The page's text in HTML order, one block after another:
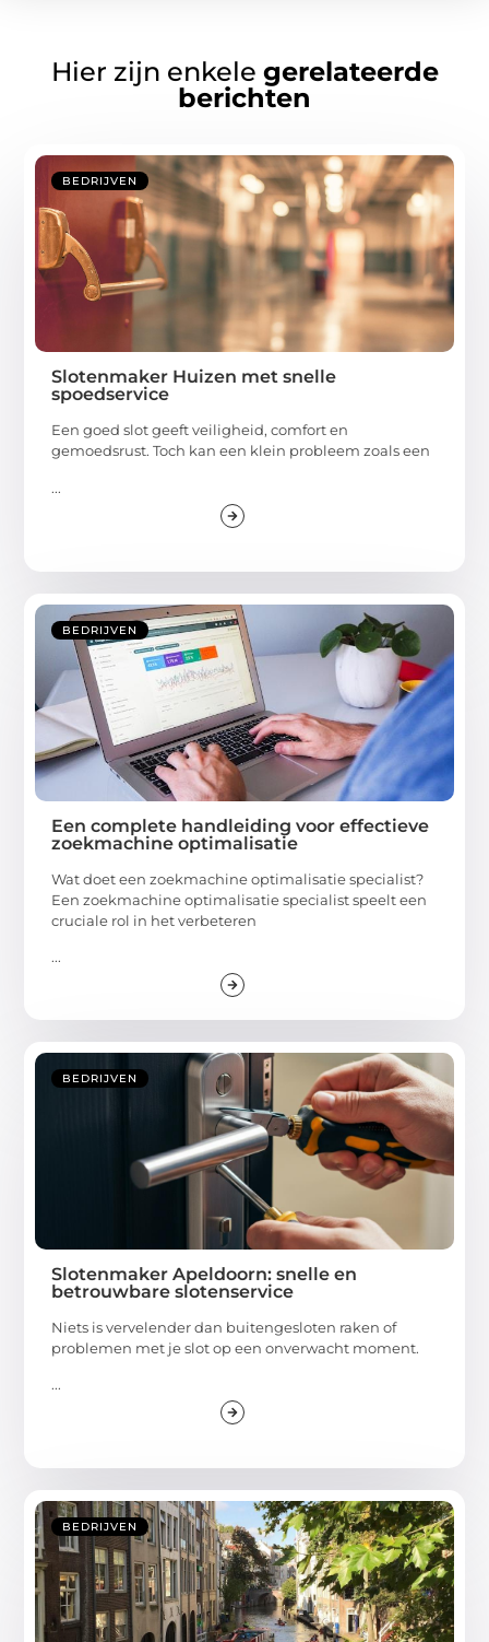
Hier zijn enkele gerelateerde
berichten
BEDRIJVEN
Slotenmaker Huizen met snelle
spoedservice
Een goed slot geeft veiligheid, comfort en
gemoedsrust. Toch kan een klein probleem zoals een
...
BEDRIJVEN
Een complete handleiding voor effectieve
zoekmachine optimalisatie
Wat doet een zoekmachine optimalisatie specialist?
Een zoekmachine optimalisatie specialist speelt een
cruciale rol in het verbeteren
...
BEDRIJVEN
Slotenmaker Apeldoorn: snelle en
betrouwbare slotenservice
Niets is vervelender dan buitengesloten raken of
problemen met je slot op een onverwacht moment.
...
BEDRIJVEN